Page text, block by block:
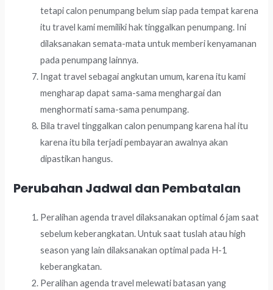
tetapi calon penumpang belum siap pada tempat karena
itu travel kami memiliki hak tinggalkan penumpang. Ini
dilaksanakan semata-mata untuk memberi kenyamanan
pada penumpang lainnya.
Ingat travel sebagai angkutan umum, karena itu kami
mengharap dapat sama-sama menghargai dan
menghormati sama-sama penumpang.
Bila travel tinggalkan calon penumpang karena hal itu
karena itu bila terjadi pembayaran awalnya akan
dipastikan hangus.
Perubahan Jadwal dan Pembatalan
Peralihan agenda travel dilaksanakan optimal 6 jam saat
sebelum keberangkatan. Untuk saat tuslah atau high
season yang lain dilaksanakan optimal pada H-1
keberangkatan.
Peralihan agenda travel melewati batasan yang